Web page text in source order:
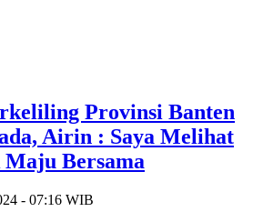
Provinsi Banten
Airin : Saya Melihat
Bersama
- 07:16 WIB